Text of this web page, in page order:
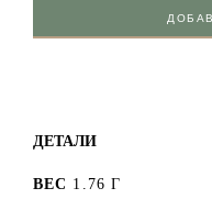
ДЕТАЛИ
ВЕС 1.76 Г